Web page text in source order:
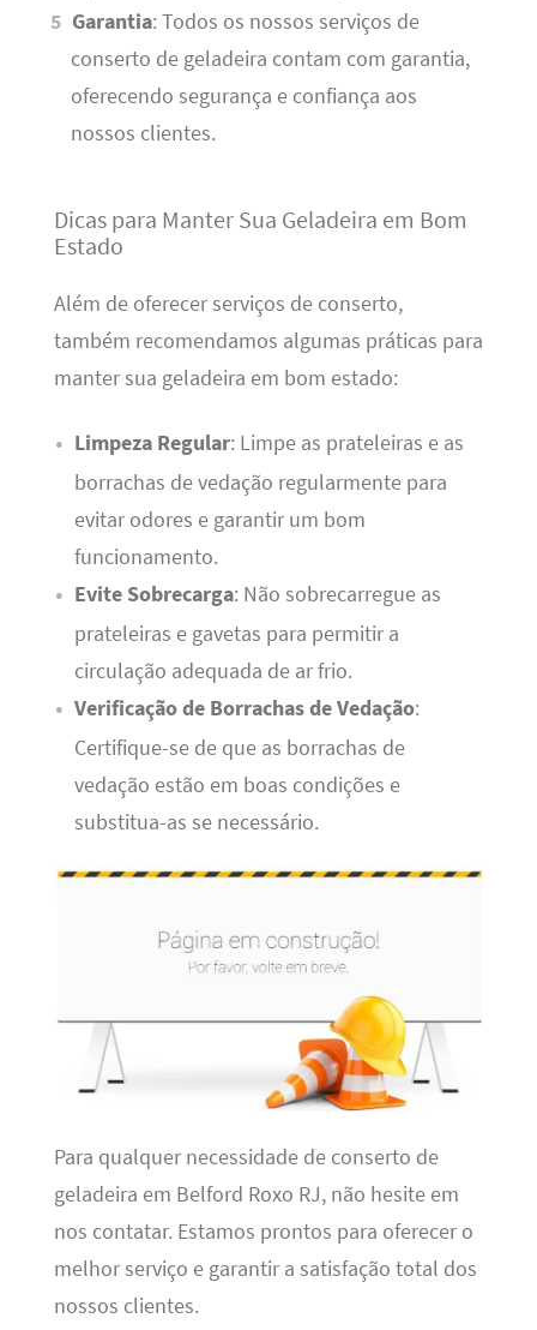
Garantia: Todos os nossos serviços de
conserto de geladeira contam com garantia,
oferecendo segurança e confiança aos
nossos clientes.
Dicas para Manter Sua Geladeira em Bom
Estado
Além de oferecer serviços de conserto,
também recomendamos algumas práticas para
manter sua geladeira em bom estado:
Limpeza Regular: Limpe as prateleiras e as
borrachas de vedação regularmente para
evitar odores e garantir um bom
funcionamento.
Evite Sobrecarga: Não sobrecarregue as
prateleiras e gavetas para permitir a
circulação adequada de ar frio.
Verificação de Borrachas de Vedação:
Certifique-se de que as borrachas de
vedação estão em boas condições e
substitua-as se necessário.
Para qualquer necessidade de conserto de
geladeira em Belford Roxo RJ, não hesite em
nos contatar. Estamos prontos para oferecer o
melhor serviço e garantir a satisfação total dos
nossos clientes.